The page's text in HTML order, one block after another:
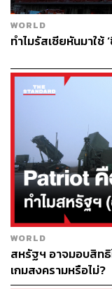
WORLD
ทำไมรัสเซียหันมาใช้
WORLD
สหรัฐฯ อาจมอบสิท
เกมสงครามหรือไม่?